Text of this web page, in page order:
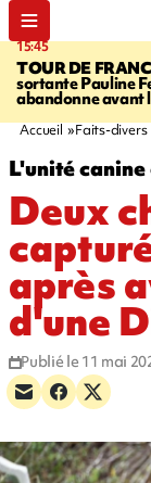
15:45
TOUR DE
sortante Pauline
abandonne avant
Accueil Faits-divers
L'unité
Deux
après
d'une
Publié le 11 mai